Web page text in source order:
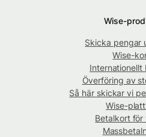
Wise-
Skicka pengar
Wise-
Internationellt
Överföring av
Så här skickar vi
Wise-
Betalkort för